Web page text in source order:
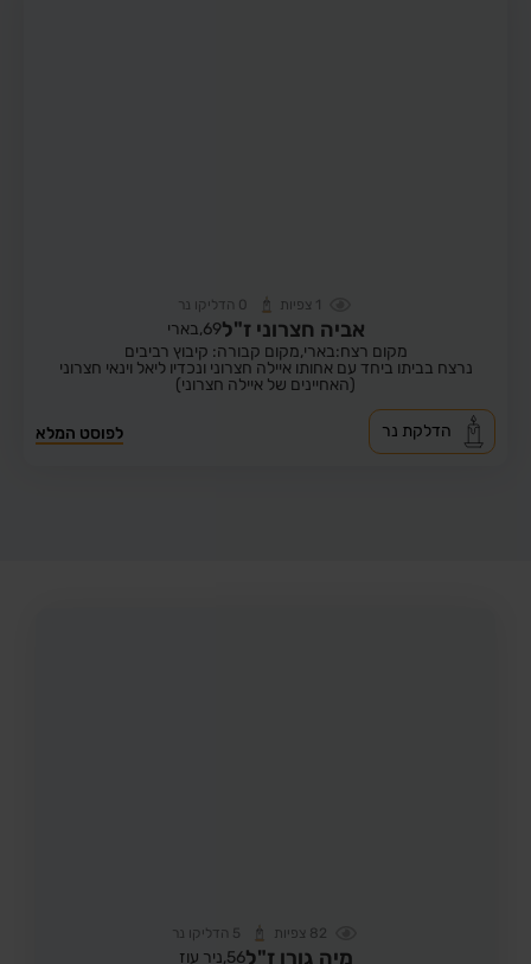
1 צפיות 0 הדליקו נר
אביה חצרוני ז"ל69, בארי
מקום רצח:בארי,מקום קבורה: קיבוץ רביבים
נרצח בביתו ביחד עם אחותו איילה חצרוני ונכדיו ליאל וינאי חצרוני
(האחיינים של איילה חצרוני)
לפוסט המלא הדלקת נר
82 צפיות 5 הדליקו נר
מיה גורן ז"ל56, ניר עוז